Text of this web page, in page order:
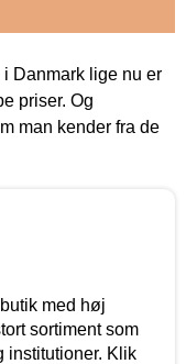
Danmark lige nu er
priser. Og
man kender fra de
med høj
sortiment som
institutioner. Klik